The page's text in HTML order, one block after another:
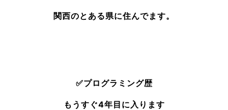
関西のとある県に住んでます。
✅プログラミング歴
もうすぐ4年目に入ります